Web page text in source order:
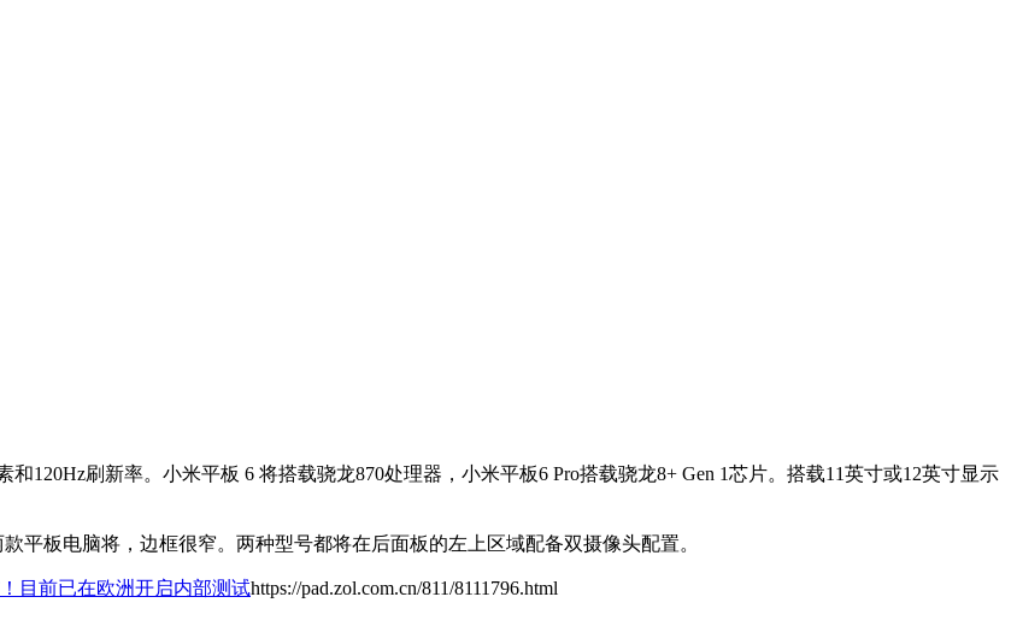
120Hz刷新率。小米平板 6 将搭载骁龙870处理器，小米平板6 Pro搭载骁龙8+ Gen 1芯片。搭载11英寸或12英寸显示
款平板电脑将，边框很窄。两种型号都将在后面板的左上区域配备双摄像头配置。
目前已在欧洲开启内部测试https://pad.zol.com.cn/811/8111796.html